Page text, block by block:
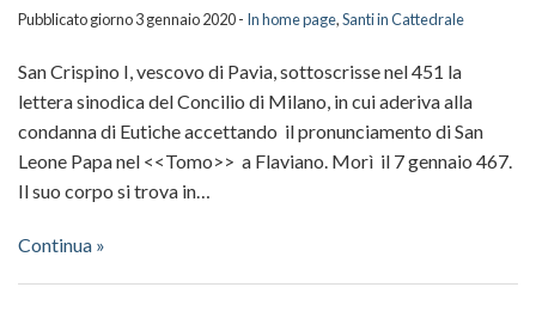
Pubblicato giorno 3 gennaio 2020 - In home page,Santi in Cattedrale
San Crispino I, vescovo di Pavia, sottoscrisse nel 451 la
lettera sinodica del Concilio di Milano, in cui aderiva alla
condanna di Eutiche accettando il pronunciamento di San
Leone Papa nel <<Tomo>> a Flaviano. Morì il 7 gennaio 467.
Il suo corpo si trova in…
Continua »